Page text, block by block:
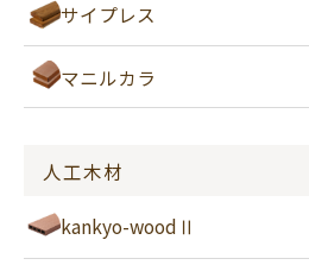
サイプレス
マニルカラ
人工木材
kankyo-woodⅡ